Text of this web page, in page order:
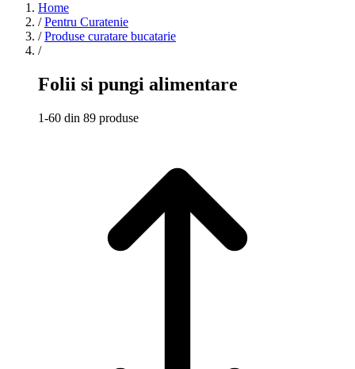
Home
/ Pentru Curatenie
/ Produse curatare bucatarie
/
Folii si pungi alimentare
1-60 din 89 produse